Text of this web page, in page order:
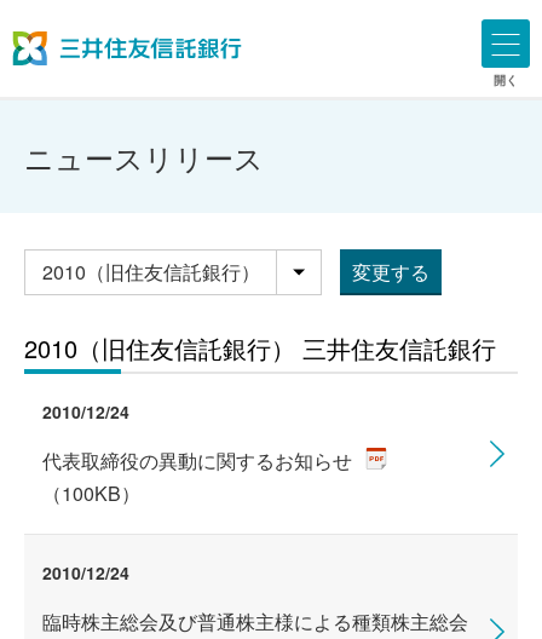
開く
ニュースリリース
年別
変更する
2010（旧住友信託銀行） 三井住友信託銀行
2010/12/24
代表取締役の異動に関するお知らせ
（100KB）
2010/12/24
臨時株主総会及び普通株主様による種類株主総会